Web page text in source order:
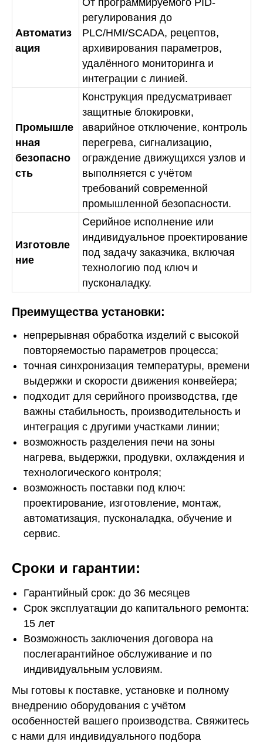
Автоматиз
ация
От программируемого PID-
регулирования до
PLC/HMI/SCADA, рецептов,
архивирования параметров,
удалённого мониторинга и
интеграции с линией.
Промышле
нная
безопасно
сть
Конструкция предусматривает
защитные блокировки,
аварийное отключение, контроль
перегрева, сигнализацию,
ограждение движущихся узлов и
выполняется с учётом
требований современной
промышленной безопасности.
Изготовле
ние
Серийное исполнение или
индивидуальное проектирование
под задачу заказчика, включая
технологию под ключ и
пусконаладку.
Преимущества установки:
непрерывная обработка изделий с высокой
повторяемостью параметров процесса;
точная синхронизация температуры, времени
выдержки и скорости движения конвейера;
подходит для серийного производства, где
важны стабильность, производительность и
интеграция с другими участками линии;
возможность разделения печи на зоны
нагрева, выдержки, продувки, охлаждения и
технологического контроля;
возможность поставки под ключ:
проектирование, изготовление, монтаж,
автоматизация, пусконаладка, обучение и
сервис.
Сроки и гарантии:
Гарантийный срок: до 36 месяцев
Срок эксплуатации до капитального ремонта:
15 лет
Возможность заключения договора на
послегарантийное обслуживание и по
индивидуальным условиям.
Мы готовы к поставке, установке и полному
внедрению оборудования с учётом
особенностей вашего производства. Свяжитесь
с нами для индивидуального подбора